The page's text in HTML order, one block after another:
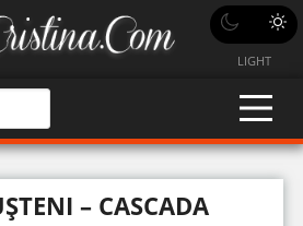
LIGHT
– CASCADA